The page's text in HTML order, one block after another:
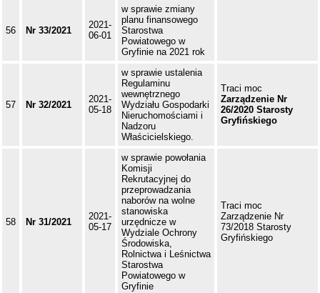
56 Nr 33/2021
2021-
06-01
w sprawie zmiany
planu finansowego
Starostwa
Powiatowego w
Gryfinie na 2021 rok
57 Nr 32/2021
2021-
05-18
w sprawie ustalenia
Regulaminu
wewnętrznego
Wydziału Gospodarki
Nieruchomościami i
Nadzoru
Właścicielskiego.
Traci moc
Zarządzenie Nr
26/2020 Starosty
Gryfińskiego
58 Nr 31/2021
2021-
05-17
w sprawie powołania
Komisji
Rekrutacyjnej do
przeprowadzania
naborów na wolne
stanowiska
urzędnicze w
Wydziale Ochrony
Środowiska,
Rolnictwa i Leśnictwa
Starostwa
Powiatowego w
Gryfinie
Traci moc
Zarządzenie Nr
73/2018 Starosty
Gryfińskiego